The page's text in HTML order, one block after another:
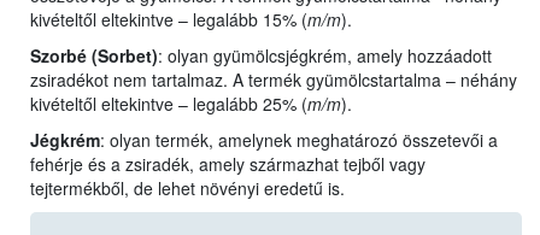
kivételtől eltekintve – legalább 15% (m/m).
Szorbé (Sorbet): olyan gyümölcsjégkrém, amely hozzáadott
zsiradékot nem tartalmaz. A termék gyümölcstartalma – néhány
kivételtől eltekintve – legalább 25% (m/m).
Jégkrém: olyan termék, amelynek meghatározó összetevői a
fehérje és a zsiradék, amely származhat tejből vagy
tejtermékből, de lehet növényi eredetű is.